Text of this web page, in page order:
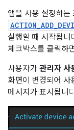
앱을 사용 설정하는
실행할 때 시작됩니
체크박스를 클릭하
사용자가 관리자 사
화면이 변경되어 사
메시지가 표시됩니